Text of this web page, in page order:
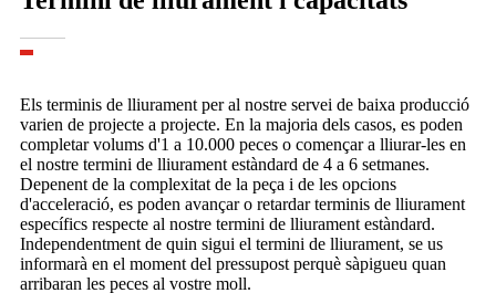
Els terminis de lliurament per al nostre servei de baixa producció
varien de projecte a projecte. En la majoria dels casos, es poden
completar volums d'1 a 10.000 peces o començar a lliurar-les en
el nostre termini de lliurament estàndard de 4 a 6 setmanes.
Depenent de la complexitat de la peça i de les opcions
d'acceleració, es poden avançar o retardar terminis de lliurament
específics respecte al nostre termini de lliurament estàndard.
Independentment de quin sigui el termini de lliurament, se us
informarà en el moment del pressupost perquè sàpigueu quan
arribaran les peces al vostre moll.